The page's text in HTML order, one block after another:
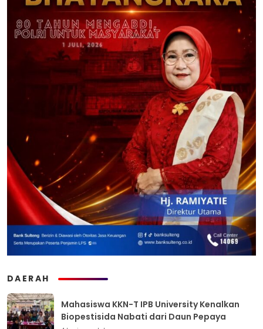
DAERAH
Mahasiswa KKN-T IPB University Kenalkan
Biopestisida Nabati dari Daun Pepaya